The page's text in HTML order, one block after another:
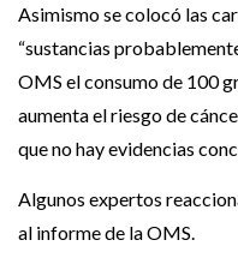
Asimismo se colocó las
“sustancias
OMS el consumo de 100
aumenta el riesgo de
que no hay evidencias
Algunos expertos
al informe de la OMS.